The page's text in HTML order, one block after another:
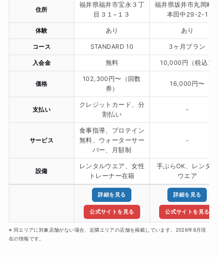
住所
福井県福井市宝永３丁
目３１−１３
福井県坂井市丸岡町
本田中29-2-1
体験 あり あり
コース STANDARD 10 3ヶ月プラン
入会金 無料 10,000円（税込）
価格
102,300円〜（回数
券）
16,000円〜
支払い
クレジットカード、分
割払い
-
サービス
食事指導、プロテイン
無料、ウォーターサー
バー、月額制
-
設備
レンタルウエア、女性
トレーナー在籍
手ぶらOK、レンタル
ウエア
詳細を見る
公式サイトを見る
詳細を見る
公式サイトを見る
※ 同エリアに対象店舗がない場合、近隣エリアの店舗を掲載しています。2026年8月現
在の情報です。